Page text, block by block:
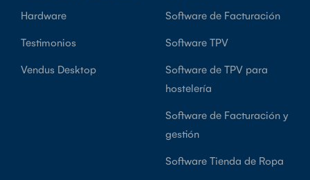
Hardware
Testimonios
Vendus Desktop
Software de Facturación
Software TPV
Software de TPV para
hostelería
Software de Facturación y
gestión
Software Tienda de Ropa